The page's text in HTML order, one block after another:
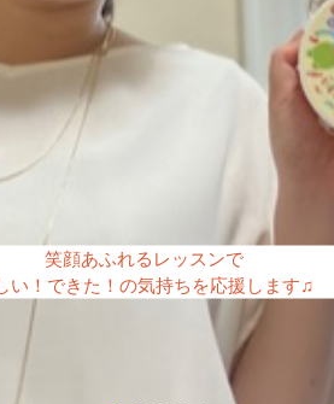
笑顔あふれるレッスンで
い！できた！の気持ちを応援します♫